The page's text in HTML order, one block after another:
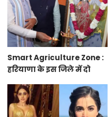
आवेदन
Smart Agriculture Zone :
हरियाणा के इस जिले में दो
एग्रीकल्चर जोन